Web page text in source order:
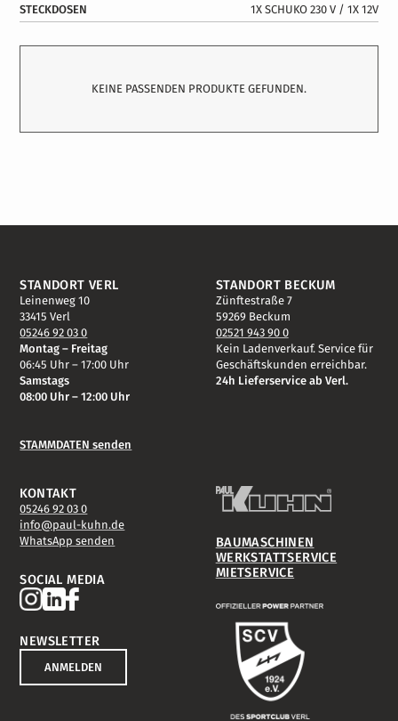
STECKDOSEN 1X SCHUKO 230 V / 1X 12V
KEINE PASSENDEN PRODUKTE GEFUNDEN.
BAUMASCHINEN
WERKSTATTSERVICE
MIETSERVICE
STANDORT VERL
Leinenweg 10
33415 Verl
05246 92 03 0
Montag – Freitag
06:45 Uhr – 17:00 Uhr
Samstags
08:00 Uhr – 12:00 Uhr
STAMMDATEN senden
STANDORT BECKUM
Zünftestraße 7
59269 Beckum
02521 943 90 0
Kein Ladenverkauf. Service für
Geschäftskunden erreichbar.
24h Lieferservice ab Verl.
KONTAKT
05246 92 03 0
info@paul-kuhn.de
WhatsApp senden
SOCIAL MEDIA
NEWSLETTER
ANMELDEN